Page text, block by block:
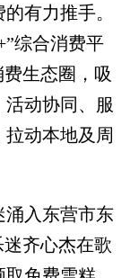
有力推手。
综合消费平
生态圈，吸
动协同、服
动本地及周
入东营市东
齐心杰在歌